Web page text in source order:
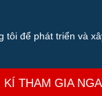
tôi để phát triển và
THAM GIA